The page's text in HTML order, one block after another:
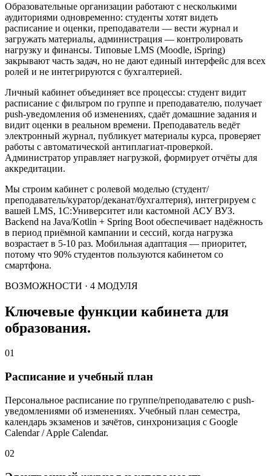
Образовательные организации работают с несколькими
аудиториями одновременно: студенты хотят видеть
расписание и оценки, преподаватели — вести журнал и
загружать материалы, администрация — контролировать
нагрузку и финансы. Типовые LMS (Moodle, iSpring)
закрывают часть задач, но не дают единый интерфейс для всех
ролей и не интегрируются с бухгалтерией.
Личный кабинет объединяет все процессы: студент видит
расписание с фильтром по группе и преподавателю, получает
push-уведомления об изменениях, сдаёт домашние задания и
видит оценки в реальном времени. Преподаватель ведёт
электронный журнал, публикует материалы курса, проверяет
работы с автоматической антиплагиат-проверкой.
Администратор управляет нагрузкой, формирует отчёты для
аккредитации.
Мы строим кабинет с ролевой моделью (студент/
преподаватель/куратор/деканат/бухгалтерия), интегрируем с
вашей LMS, 1С:Университет или кастомной АСУ ВУЗ.
Backend на Java/Kotlin + Spring Boot обеспечивает надёжность
в период приёмной кампании и сессий, когда нагрузка
возрастает в 5-10 раз. Мобильная адаптация — приоритет,
потому что 90% студентов пользуются кабинетом со
смартфона.
ВОЗМОЖНОСТИ · 4 МОДУЛЯ
Ключевые функции кабинета для
образования.
01
Расписание и учебный план
Персональное расписание по группе/преподавателю с push-
уведомлениями об изменениях. Учебный план семестра,
календарь экзаменов и зачётов, синхронизация с Google
Calendar / Apple Calendar.
02